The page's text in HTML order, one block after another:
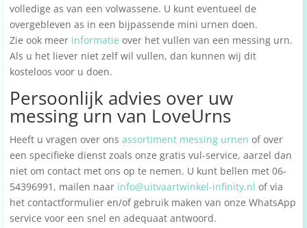
volledige as van een volwassene. U kunt eventueel de
overgebleven as in een bijpassende mini urnen doen.
Zie ook meer informatie over het vullen van een messing urn.
Als u het liever niet zelf wil vullen, dan kunnen wij dit
kosteloos voor u doen.
Persoonlijk advies over uw
messing urn van LoveUrns
Heeft u vragen over ons assortiment messing urnen of over
een specifieke dienst zoals onze gratis vul-service, aarzel dan
niet om contact met ons op te nemen. U kunt bellen met 06-
54396991, mailen naar info@uitvaartwinkel-infinity.nl of via
het contactformulier en/of gebruik maken van onze WhatsApp
service voor een snel en adequaat antwoord.